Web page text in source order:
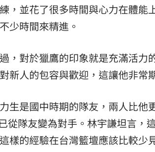
，並花了很多時間與心力在體能
少時間來精進。
，對於獵鷹的印象就是充滿活力
新人的包容與歡迎，這讓他非常
生是國中時期的隊友，兩人比他
從隊友變為對手。林宇謙坦言，
樣的經驗在台灣籃壇應該比較少